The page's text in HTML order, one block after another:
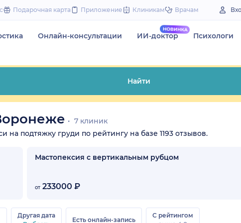
to
Подарочная карта Приложение Клиникам Врачам
Онлайн-консультации ИИ-доктор Психологи
Найти
7 клиник
подтяжку груди по рейтингу на базе 1193 отзывов.
Мастопексия с вертикальным рубцом
от 233000 ₽
Другая дата
Есть онлайн-запись
С рейтингом